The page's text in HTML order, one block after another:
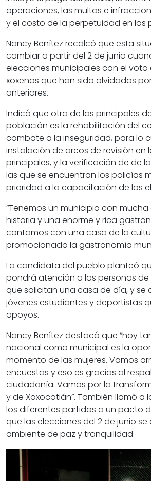
operaciones, las multas e
y el costo de la perpetuidad en los
Nancy Benítez recalcó que esta
cambiar a partir del 2 de junio
elecciones municipales con el voto
xoxeños que han sido olvidados
anteriores.
Indicó que otra de las principales
población es la rehabilitación del
combate a la inseguridad, para lo
instalación de arcos de revisión en
principales, y la verificación de de
las que se encuentran los policías
prioridad a la capacitación de los
“Tenemos un municipio con
historia y una enorme y rica
contamos con una casa de la
promocionado la gastronomía
La candidata del pueblo planteó
pondrá atención a las personas
que solicitan una casa de día, y se
jóvenes estudiantes y deportistas
apoyos.
Nancy Benítez destacó que “hoy
nacional como municipal es la
momento de las mujeres. Vamos
encuestas y eso es gracias al
ciudadanía. Vamos por la
y de Xoxocotlán”. También llamó a
los diferentes partidos a un pacto
que las elecciones del 2 de junio se
ambiente de paz y tranquilidad.